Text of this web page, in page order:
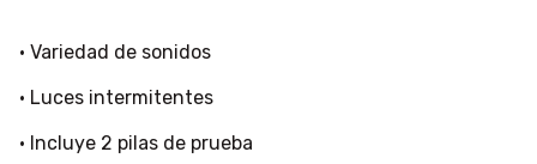
• Variedad de sonidos
• Luces intermitentes
• Incluye 2 pilas de prueba